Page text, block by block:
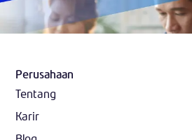
Perusahaan
Tentang
Karir